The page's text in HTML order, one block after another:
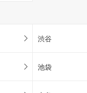
渋谷
池袋